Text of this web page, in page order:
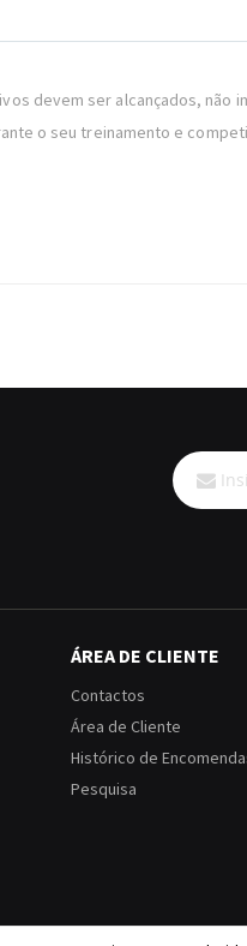
devem ser alcançados,
o seu treinamento e
Subscreva
a
nossa
ÁREA DE CLIENTE
Contactos
Área de Cliente
Histórico de
Pesquisa